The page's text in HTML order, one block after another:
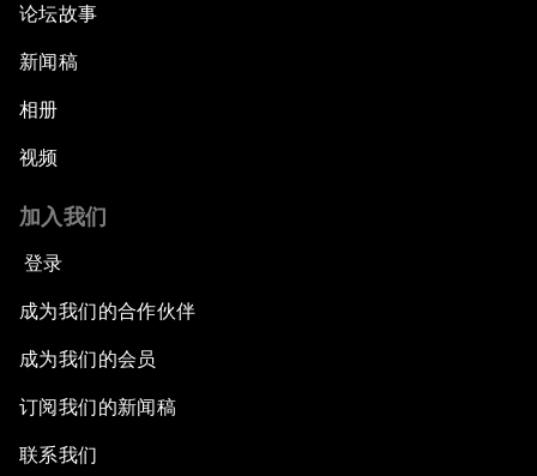
论坛故事
新闻稿
相册
视频
加入我们
登录
成为我们的合作伙伴
成为我们的会员
订阅我们的新闻稿
联系我们